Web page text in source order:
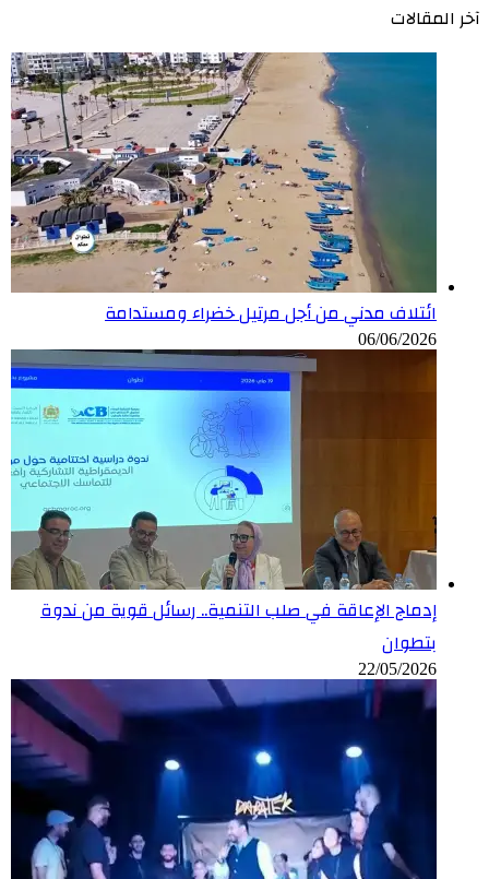
آخر المقالات
ائتلاف مدني من أجل مرتيل خضراء ومستدامة
06/06/2026
إدماج الإعاقة في صلب التنمية.. رسائل قوية من ندوة
بتطوان
22/05/2026